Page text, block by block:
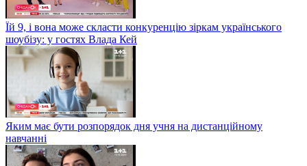
Їй 9, і вона може скласти конкуренцію зіркам українського
шоубізу: у гостях Влада Кей
Яким має бути розпорядок дня учня на дистанційному
навчанні